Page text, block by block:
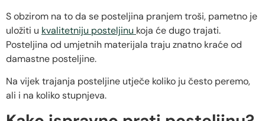
S obzirom na to da se posteljina pranjem troši, pametno je
uložiti u kvalitetniju posteljinu koja će dugo trajati.
Posteljina od umjetnih materijala traju znatno kraće od
damastne posteljine.
Na vijek trajanja posteljine utječe koliko ju često peremo,
ali i na koliko stupnjeva.